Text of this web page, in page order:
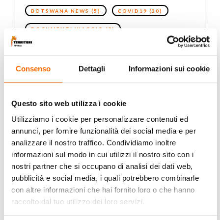
Consenso Dettagli Informazioni sui cookie
Questo sito web utilizza i cookie
Utilizziamo i cookie per personalizzare contenuti ed
annunci, per fornire funzionalità dei social media e per
analizzare il nostro traffico. Condividiamo inoltre
informazioni sul modo in cui utilizzi il nostro sito con i
nostri partner che si occupano di analisi dei dati web,
pubblicità e social media, i quali potrebbero combinarle
con altre informazioni che hai fornito loro o che hanno
raccolto dal tuo utilizzo dei loro servizi.
BOTSWANA NEWS (5) COVID19 (20)
DOCUMENTI VIAGGIO (8)
(4) LESOTHO NEWS (1)
MADAGASCAR NEWS(1) MALAWI NEWS(3)
MAURITIUS NEWS(1)
MOZAMBICO NEWS (5) NAMIBIA NEWS(4)
PHOTO CONTEST(3)
SEYCHELLES NEWS (3)
STORIA CULTURA RELIGIONE(1)